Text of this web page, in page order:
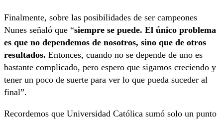
Finalmente, sobre las posibilidades de ser campeones
Nunes señaló que “siempre se puede. El único problema
es que no dependemos de nosotros, sino que de otros
resultados. Entonces, cuando no se depende de uno es
bastante complicado, pero espero que sigamos creciendo y
tener un poco de suerte para ver lo que pueda suceder al
final”.
Recordemos que Universidad Católica sumó solo un punto